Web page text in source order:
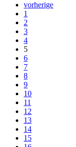
vorherige
1
2
3
4
5
6
7
8
9
10
11
12
13
14
15